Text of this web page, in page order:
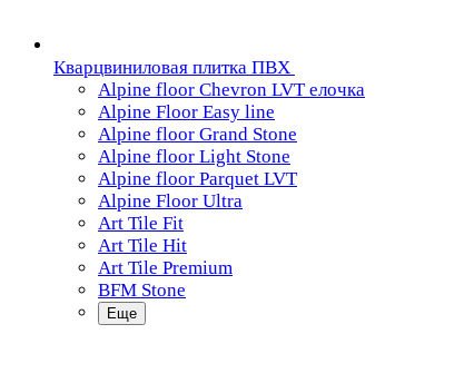
Кварцвиниловая плитка ПВХ
Alpine floor Chevron LVT елочка
Alpine Floor Easy line
Alpine floor Grand Stone
Alpine floor Light Stone
Alpine floor Parquet LVT
Alpine Floor Ultra
Art Tile Fit
Art Tile Hit
Art Tile Premium
BFM Stone
Еще